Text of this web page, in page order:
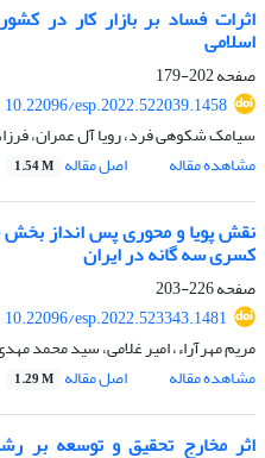
اثرات فساد بر بازار کار در
اسلامی
صفحه202-179
10.22096/esp.2022.522039.1458
سیامک شکوهی فرد، رویا آل عمران،
مشاهده مقاله
اصل مقاله 1.54 M
نقش پویا و محوری پس انداز
کسری سه گانه در ایران
صفحه226-203
10.22096/esp.2022.523343.1481
مریم مهرآراء، امیر غلامی، سید محمد
مشاهده مقاله
اصل مقاله 1.29 M
اثر مخارج تحقیق و توسعه بر